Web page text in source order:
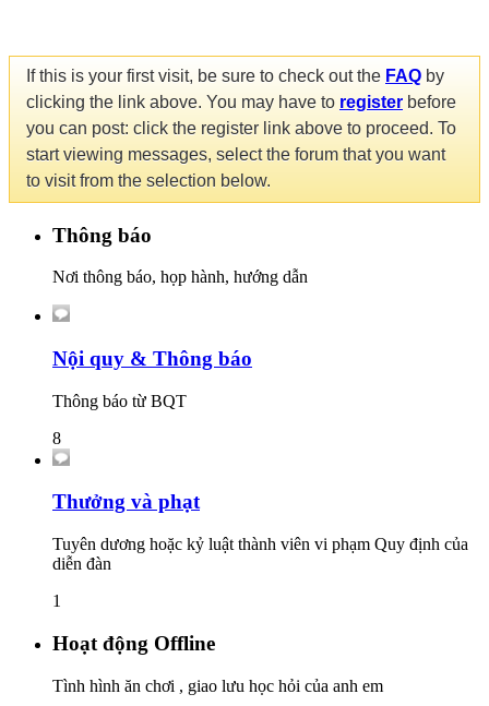
If this is your first visit, be sure to check out the FAQ by
clicking the link above. You may have to register before
you can post: click the register link above to proceed. To
start viewing messages, select the forum that you want
to visit from the selection below.
Thông báo
Nơi thông báo, họp hành, hướng dẫn
Nội quy & Thông báo
Thông báo từ BQT
8
Thưởng và phạt
Tuyên dương hoặc kỷ luật thành viên vi phạm Quy định của
diễn đàn
1
Hoạt động Offline
Tình hình ăn chơi , giao lưu học hỏi của anh em